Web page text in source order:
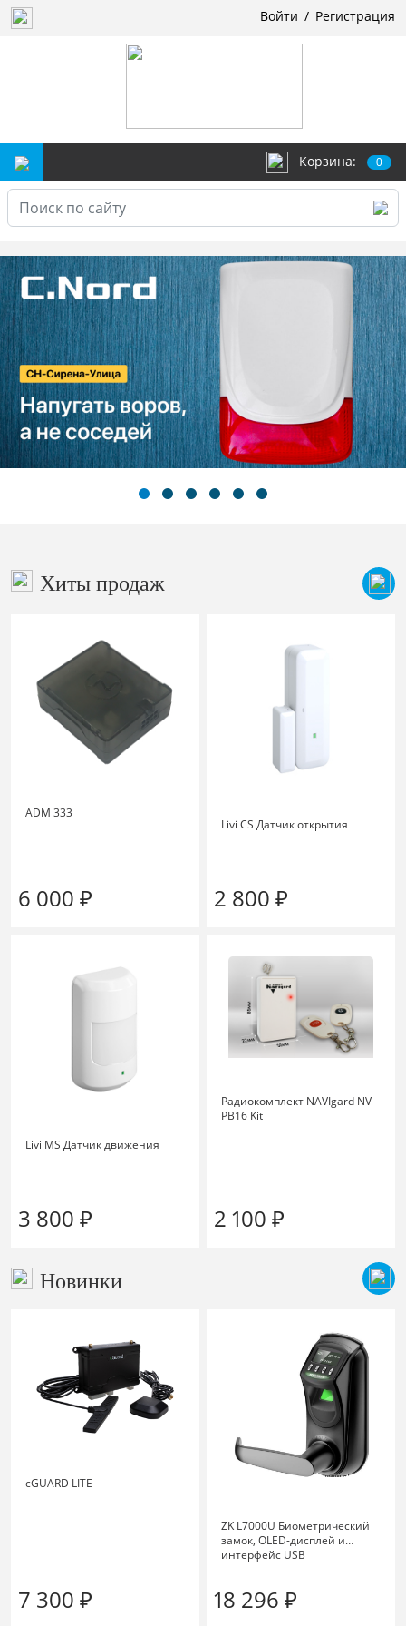
Войти / Регистрация
Корзина: 0
Хиты продаж
ADM 333
6 000 ₽
Livi CS Датчик открытия
2 800 ₽
Livi MS Датчик движения
3 800 ₽
Радиокомплект NAVIgard NV
PB16 Kit
2 100 ₽
Новинки
cGUARD LITE
7 300 ₽
ZK L7000U Биометрический
замок, OLED-дисплей и
интерфейс USB
18 296 ₽